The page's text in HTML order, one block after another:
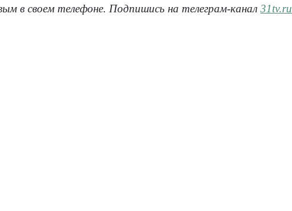
в своем телефоне. Подпишись на телеграм-канал31tv.ru